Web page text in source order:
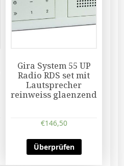
Gira System 55 UP
Radio RDS set mit
Lautsprecher
reinweiss glaenzend
€146,50
Überprüfen